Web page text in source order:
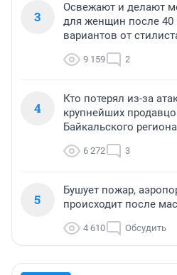
3
Освежают и делают
для женщин после 40
вариантов от
9 159 2
4
Кто потерял из-за
крупнейших
Байкальского региона
6 272 3
5
Бушует пожар,
происходит после
4 610 Обсудить